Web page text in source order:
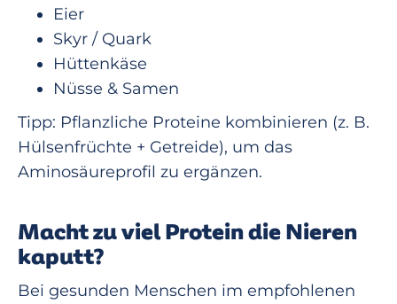
Eier
Skyr / Quark
Hüttenkäse
Nüsse & Samen
Tipp: Pflanzliche Proteine kombinieren (z. B.
Hülsenfrüchte + Getreide), um das
Aminosäureprofil zu ergänzen.
Macht zu viel Protein die Nieren
kaputt?
Bei gesunden Menschen im empfohlenen